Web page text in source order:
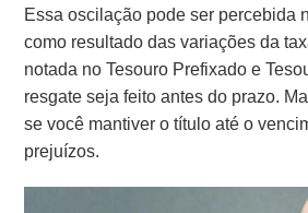
Essa oscilação pode ser percebida
como resultado das variações da
notada no Tesouro Prefixado e
resgate seja feito antes do prazo.
se você mantiver o título até o
prejuízos.